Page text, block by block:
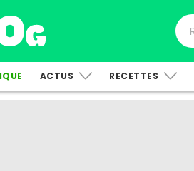
ACTUS RECETTES